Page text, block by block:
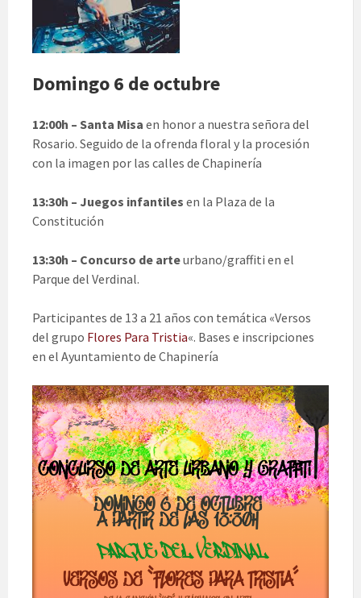
Domingo 6 de octubre
12:00h – Santa Misa en honor a nuestra señora del
Rosario. Seguido de la ofrenda floral y la procesión
con la imagen por las calles de Chapinería
13:30h – Juegos infantiles en la Plaza de la
Constitución
13:30h – Concurso de arteurbano/graffiti en el
Parque del Verdinal.
Participantes de 13 a 21 años con temática «Versos
del grupo Flores Para Tristia«. Bases e inscripciones
en el Ayuntamiento de Chapinería